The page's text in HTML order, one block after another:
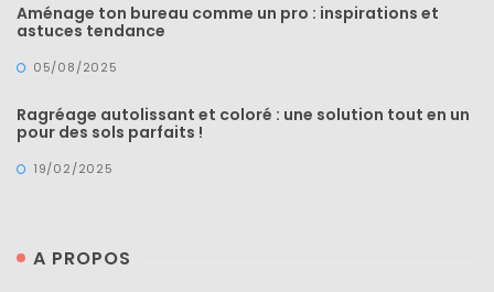
(15)
Lecture/Séries
Vie
quotidienne/Maison
(502)
Aménage ton bureau comme un pro : inspirations et
astuces tendance
05/08/2025
Ragréage autolissant et coloré : une solution tout en un
pour des sols parfaits !
19/02/2025
A PROPOS